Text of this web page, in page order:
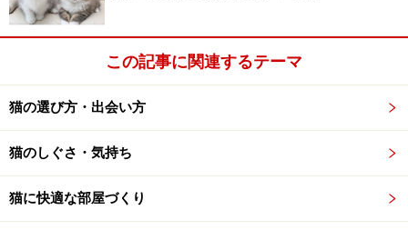
この記事に関連するテーマ
猫の選び方・出会い方
猫のしぐさ・気持ち
猫に快適な部屋づくり